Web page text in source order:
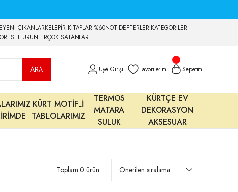
YENİ ÇIKANLARKELEPİR KİTAPLAR %60NOT DEFTERLERİKATEGORİLER
ÜRÜNLERÇOK SATANLAR
ARA Üye Girişi Favorilerim Sepetim
KÜRT MOTİFLİ
TABLOLARIMIZ
TERMOS
MATARA
SULUK
KÜRTÇE EV
DEKORASYON
AKSESUAR
Toplam 0 ürün